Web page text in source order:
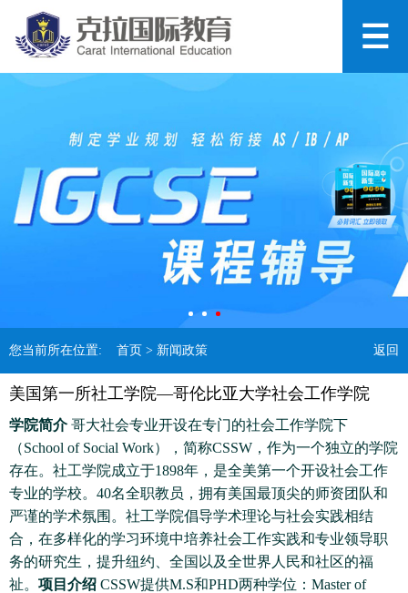
您当前所在位置: 首页 > 新闻政策 返回
美国第一所社工学院—哥伦比亚大学社会工作学院
学院简介哥大社会专业开设在专门的社会工作学院下
（School of Social Work），简称CSSW，作为一个独立的学院
存在。社工学院成立于1898年，是全美第一个开设社会工作
专业的学校。40名全职教员，拥有美国最顶尖的师资团队和
严谨的学术氛围。社工学院倡导学术理论与社会实践相结
合，在多样化的学习环境中培养社会工作实践和专业领导职
务的研究生，提升纽约、全国以及全世界人民和社区的福
祉。 项目介绍 CSSW提供M.S和PHD两种学位：Master of